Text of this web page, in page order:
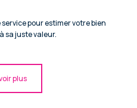
pour estimer votre bien
sa juste valeur.
plus